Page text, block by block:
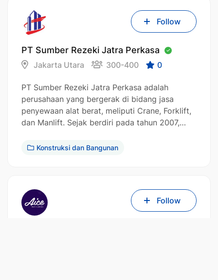
PT Sumber Rezeki Jatra Perkasa
Jakarta Utara 300-400 0
Follow
PT Sumber Rezeki Jatra Perkasa adalah
perusahaan yang bergerak di bidang jasa
penyewaan alat berat, meliputi Crane, Forklift,
dan Manlift. Sejak berdiri pada tahun 2007,…
Konstruksi dan Bangunan
Follow